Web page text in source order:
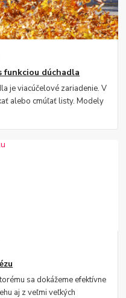
funkciou dúchadla
je viacúčelové zariadenie. V
alebo cmúľať listy. Modely
sa dokážeme efektívne
aj z veľmi veľkých